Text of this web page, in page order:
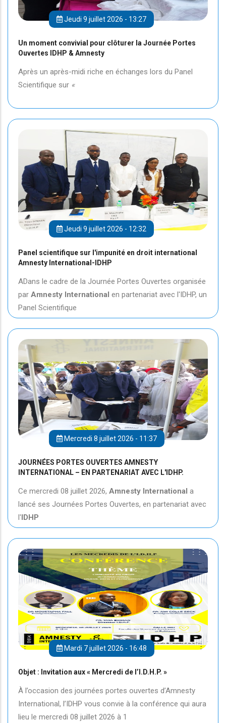
Jeudi 9 juillet 2026 - 13:27
Un moment convivial pour clôturer la Journée Portes
Ouvertes IDHP & Amnesty
Après un après-midi riche en échanges lors du Panel
Scientifique sur «
Jeudi 9 juillet 2026 - 12:32
Panel scientifique sur l'impunité en droit international
Amnesty International-IDHP
ADans le cadre de la Journée Portes Ouvertes organisée
par Amnesty International en partenariat avec l'IDHP, un
Panel Scientifique
Mercredi 8 juillet 2026 - 11:37
JOURNÉES PORTES OUVERTES AMNESTY
INTERNATIONAL – EN PARTENARIAT AVEC L'IDHP.
Ce mercredi 08 juillet 2026, Amnesty International a
lancé ses Journées Portes Ouvertes, en partenariat avec
l'IDHP
Mardi 7 juillet 2026 - 16:48
Objet : Invitation aux « Mercredi de l’I.D.H.P. »
À l’occasion des journées portes ouvertes d’Amnesty
International, l’IDHP vous convie à la conférence qui aura
lieu le mercredi 08 juillet 2026 à 1